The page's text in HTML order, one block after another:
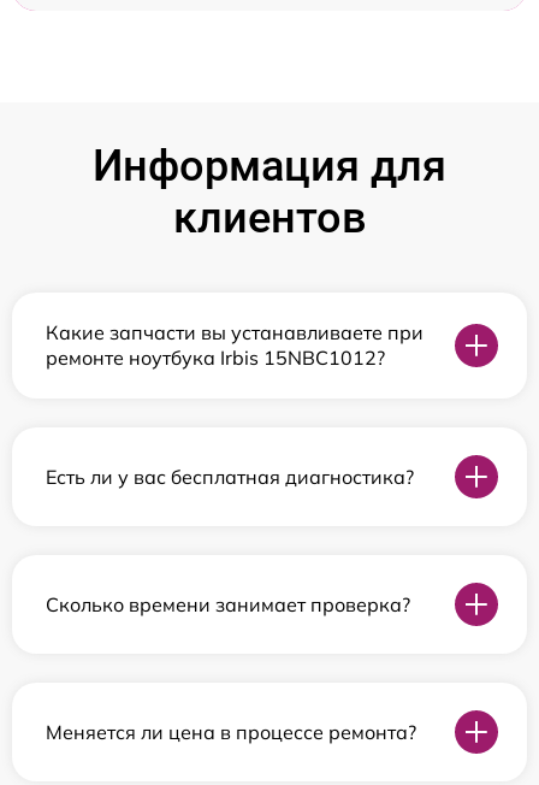
Информация для
клиентов
Какие запчасти вы устанавливаете при
ремонте ноутбука Irbis 15NBC1012?
Есть ли у вас бесплатная диагностика?
Сколько времени занимает проверка?
Меняется ли цена в процессе ремонта?